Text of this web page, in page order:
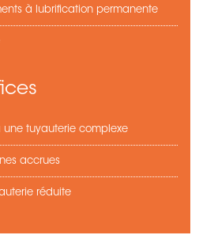
à lubrification permanente
une tuyauterie complexe
accrues
réduite